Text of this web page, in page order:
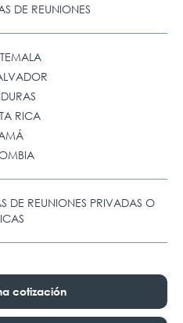
DE REUNIONES
RICA
DE REUNIONES PRIVADAS O
cotización